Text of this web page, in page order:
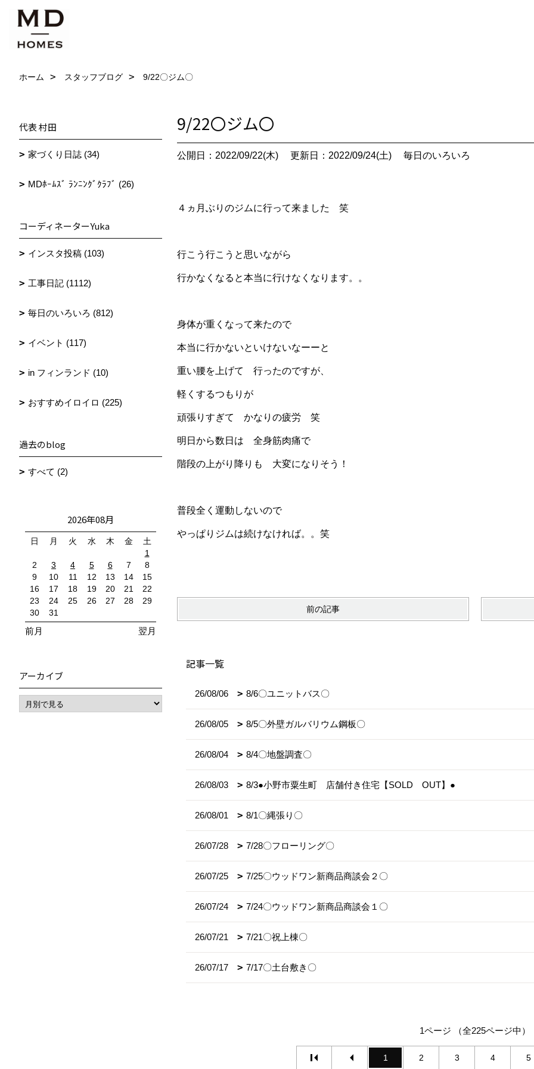
ホーム スタッフブログ 9/22〇ジム〇
9/22〇ジム〇
公開日：2022/09/22(木) 更新日：2022/09/24(土) 毎日のいろいろ
４ヵ月ぶりのジムに行って来ました 笑
行こう行こうと思いながら
行かなくなると本当に行けなくなります。。
身体が重くなって来たので
本当に行かないといけないなーーと
重い腰を上げて 行ったのですが、
軽くするつもりが
頑張りすぎて かなりの疲労 笑
明日から数日は 全身筋肉痛で
階段の上がり降りも 大変になりそう！
普段全く運動しないので
やっぱりジムは続けなければ。。笑
前の記事
記事一覧
26/08/06 8/6〇ユニットバス〇
26/08/05 8/5〇外壁ガルバリウム鋼板〇
26/08/04 8/4〇地盤調査〇
26/08/03 8/3●小野市粟生町 店舗付き住宅【SOLD OUT】●
26/08/01 8/1〇縄張り〇
26/07/28 7/28〇フローリング〇
26/07/25 7/25〇ウッドワン新商品商談会２〇
26/07/24 7/24〇ウッドワン新商品商談会１〇
26/07/21 7/21〇祝上棟〇
26/07/17 7/17〇土台敷き〇
1ページ （全225ページ中）
1 2 3 4 5
代表 村田
家づくり日誌 (34)
MDﾎｰﾑｽﾞ ﾗﾝﾆﾝｸﾞｸﾗﾌﾞ (26)
コーディネーターYuka
インスタ投稿 (103)
工事日記 (1112)
毎日のいろいろ (812)
イベント (117)
in フィンランド (10)
おすすめイロイロ (225)
過去のblog
すべて (2)
2026年08月
日 月 火 水 木 金
土
1
2
3 4 5 6 7
8
9
10 11 12 13 14
15
16
17 18 19 20 21
22
23
24 25 26 27 28
29
30
31
前月 翌月
アーカイブ